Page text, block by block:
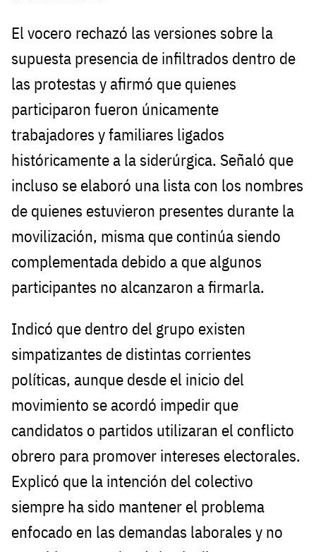
El vocero rechazó las versiones sobre la
supuesta presencia de infiltrados dentro de
las protestas y afirmó que quienes
participaron fueron únicamente
trabajadores y familiares ligados
históricamente a la siderúrgica. Señaló que
incluso se elaboró una lista con los nombres
de quienes estuvieron presentes durante la
movilización, misma que continúa siendo
complementada debido a que algunos
participantes no alcanzaron a firmarla.
Indicó que dentro del grupo existen
simpatizantes de distintas corrientes
políticas, aunque desde el inicio del
movimiento se acordó impedir que
candidatos o partidos utilizaran el conflicto
obrero para promover intereses electorales.
Explicó que la intención del colectivo
siempre ha sido mantener el problema
enfocado en las demandas laborales y no